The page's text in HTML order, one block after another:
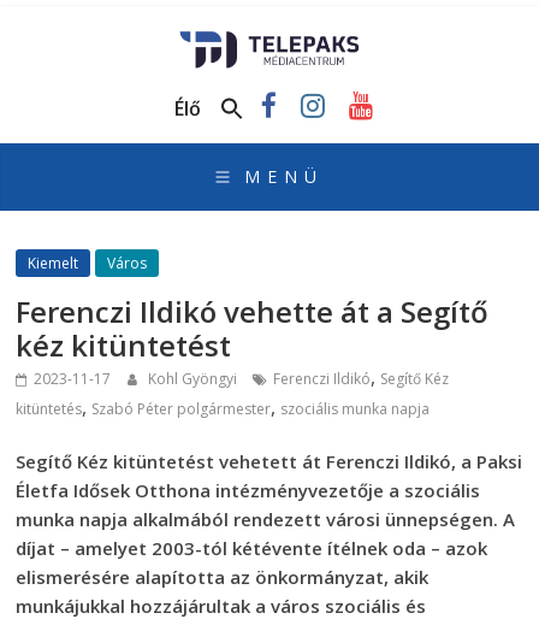
Médiacentrum
honlapja
Élő
Kiemelt Város
Ferenczi Ildikó vehette át a Segítő
kéz kitüntetést
2023-11-17 Kohl Gyöngyi Ferenczi Ildikó, Segítő Kéz
kitüntetés, Szabó Péter polgármester, szociális munka napja
Segítő Kéz kitüntetést vehetett át Ferenczi Ildikó, a Paksi
Életfa Idősek Otthona intézményvezetője a szociális
munka napja alkalmából rendezett városi ünnepségen. A
díjat – amelyet 2003-tól kétévente ítélnek oda – azok
elismerésére alapította az önkormányzat, akik
munkájukkal hozzájárultak a város szociális és